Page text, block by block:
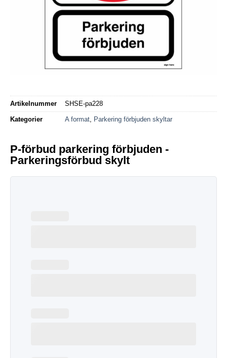
Artikelnummer SHSE-pa228
Kategorier A format Parkering förbjuden skyltar
P-förbud parkering förbjuden -
Parkeringsförbud skylt